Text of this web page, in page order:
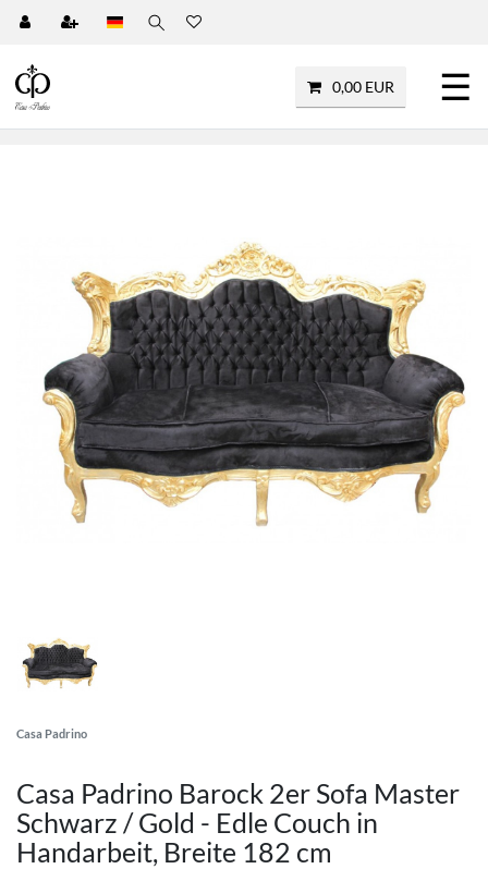
0,00 EUR ☰
Casa Padrino
Casa Padrino Barock 2er Sofa Master
Schwarz / Gold - Edle Couch in
Handarbeit, Breite 182 cm